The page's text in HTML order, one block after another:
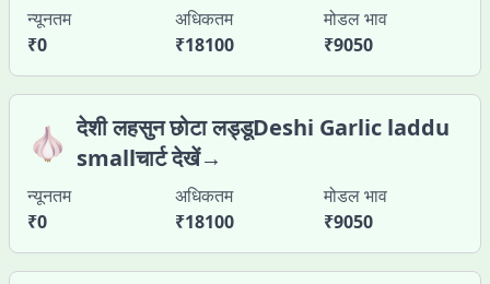
न्यूनतम
₹0
अधिकतम
₹18100
मोडल भाव
₹9050
🧄 देशी लहसुन छोटा लड्डूDeshi Garlic laddu
smallचार्ट देखें→
न्यूनतम
₹0
अधिकतम
₹18100
मोडल भाव
₹9050